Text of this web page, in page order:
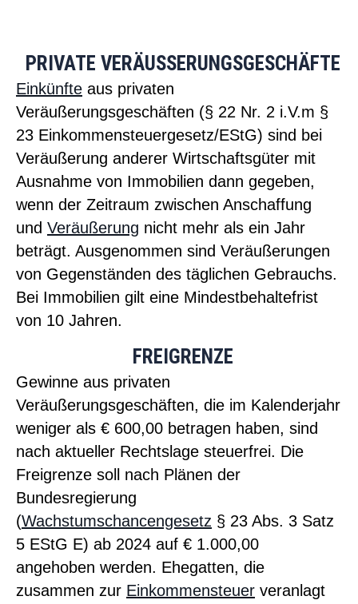
PRIVATE VERÄUSSERUNGSGESCHÄFTE
Einkünfte aus privaten
Veräußerungsgeschäften (§ 22 Nr. 2 i.V.m §
23 Einkommensteuergesetz/EStG) sind bei
Veräußerung anderer Wirtschaftsgüter mit
Ausnahme von Immobilien dann gegeben,
wenn der Zeitraum zwischen Anschaffung
und Veräußerung nicht mehr als ein Jahr
beträgt. Ausgenommen sind Veräußerungen
von Gegenständen des täglichen Gebrauchs.
Bei Immobilien gilt eine Mindestbehaltefrist
von 10 Jahren.
FREIGRENZE
Gewinne aus privaten
Veräußerungsgeschäften, die im Kalenderjahr
weniger als € 600,00 betragen haben, sind
nach aktueller Rechtslage steuerfrei. Die
Freigrenze soll nach Plänen der
Bundesregierung
(Wachstumschancengesetz § 23 Abs. 3 Satz
5 EStG E) ab 2024 auf € 1.000,00
angehoben werden. Ehegatten, die
zusammen zur Einkommensteuer veranlagt